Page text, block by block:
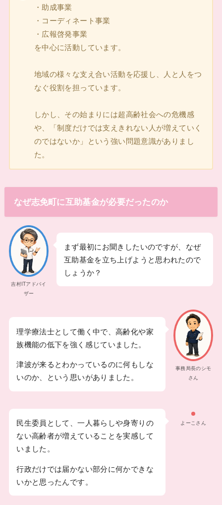
・助成事業
・コーディネート事業
・広報啓発事業
を中心に活動しています。
地域の様々な支え合い活動を応援し、人と人をつ
なぐ役割を担っています。
しかし、その始まりには超高齢社会への危機感
や、「制度だけでは支えきれない人が増えていく
のではないか」という強い問題意識がありまし
た。
なぜ志免町に互助基金が必要だったのか
吉村ITアドバイ
ザー
まず最初にお聞きしたいのですが、なぜ
互助基金を立ち上げようと思われたので
しょうか？
事務局長のシモ
さん
理学療法士として働く中で、高齢化や家
族機能の低下を強く感じていました。
津波が来るとわかっているのに何もしな
いのか、という思いがありました。
よーこさん
民生委員として、一人暮らしや身寄りの
ない高齢者が増えていることを実感して
いました。
行政だけでは届かない部分に何かできな
いかと思ったんです。